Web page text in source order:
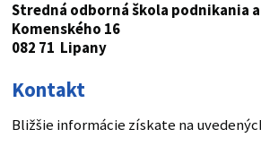
Stredná odborná škola podnikania
Komenského 16
082 71 Lipany
Kontakt
Bližšie informácie získate na